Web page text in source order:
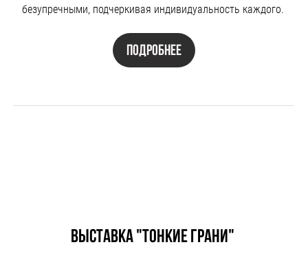
безупречными, подчеркивая индивидуальность каждого.
Подробнее
Выставка "тонкие грани"